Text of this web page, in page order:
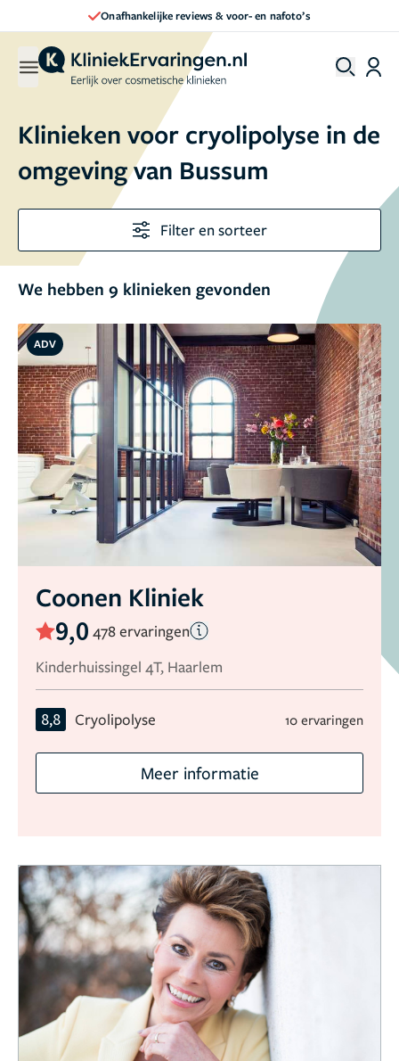
Direct een afspraak maken
Klinieken voor cryolipolyse in de
omgeving van Bussum
Filter en sorteer
We hebben 9 klinieken gevonden
ADV
Coonen Kliniek
9,0 478 ervaringen
Kinderhuissingel 4T, Haarlem
8,8 Cryolipolyse 10 ervaringen
Meer informatie